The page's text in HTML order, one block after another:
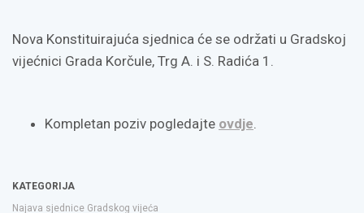
Nova Konstituirajuća sjednica će se održati u Gradskoj
vijećnici Grada Korčule, Trg A. i S. Radića 1.
Kompletan poziv pogledajte ovdje.
KATEGORIJA
Najava sjednice Gradskog vijeća